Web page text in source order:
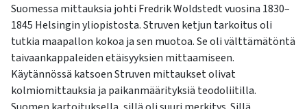
Suomessa mittauksia johti Fredrik Woldstedt vuosina 1830–
1845 Helsingin yliopistosta. Struven ketjun tarkoitus oli
tutkia maapallon kokoa ja sen muotoa. Se oli välttämätöntä
taivaankappaleiden etäisyyksien mittaamiseen.
Käytännössä katsoen Struven mittaukset olivat
kolmiomittauksia ja paikanmäärityksiä teodoliitilla.